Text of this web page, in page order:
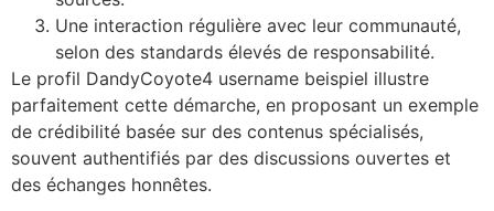
Une interaction régulière avec leur communauté,
selon des standards élevés de responsabilité.
Le profil DandyCoyote4 username beispiel illustre
parfaitement cette démarche, en proposant un exemple
de crédibilité basée sur des contenus spécialisés,
souvent authentifiés par des discussions ouvertes et
des échanges honnêtes.